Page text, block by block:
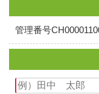
管理番号